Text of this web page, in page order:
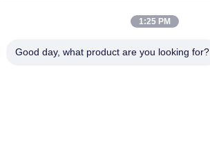
জমা দিন
1:25 PM
Good day, what product are you looking for?